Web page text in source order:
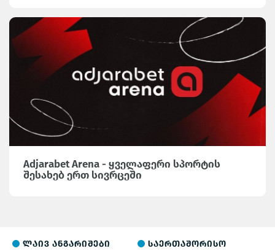
Adjarabet Arena - ყველაფერი სპორტის
შესახებ ერთ სივრცეში
ლაივ ანგარიშები საერთაშორისო